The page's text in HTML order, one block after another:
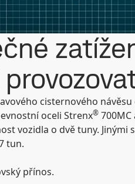
cisternového
oceli Strenx®
vozidla o dvě tuny. Jinými
tun.
přínos.